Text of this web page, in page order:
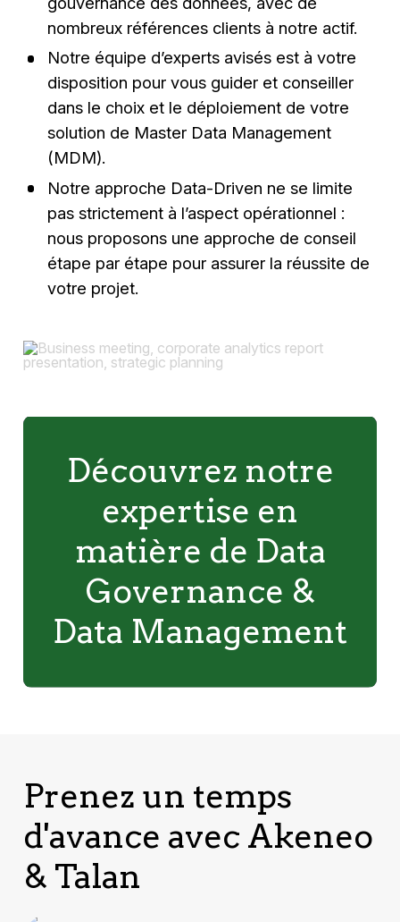
nombreux références clients à notre actif.
Notre équipe d’experts avisés est à votre
disposition pour vous guider et conseiller
dans le choix et le déploiement de votre
solution de Master Data Management
(MDM).
Notre approche Data-Driven ne se limite
pas strictement à l’aspect opérationnel :
nous proposons une approche de conseil
étape par étape pour assurer la réussite de
votre projet.
Découvrez notre
expertise en
matière de Data
Governance &
Data Management
Prenez un temps
d'avance avec Akeneo
& Talan